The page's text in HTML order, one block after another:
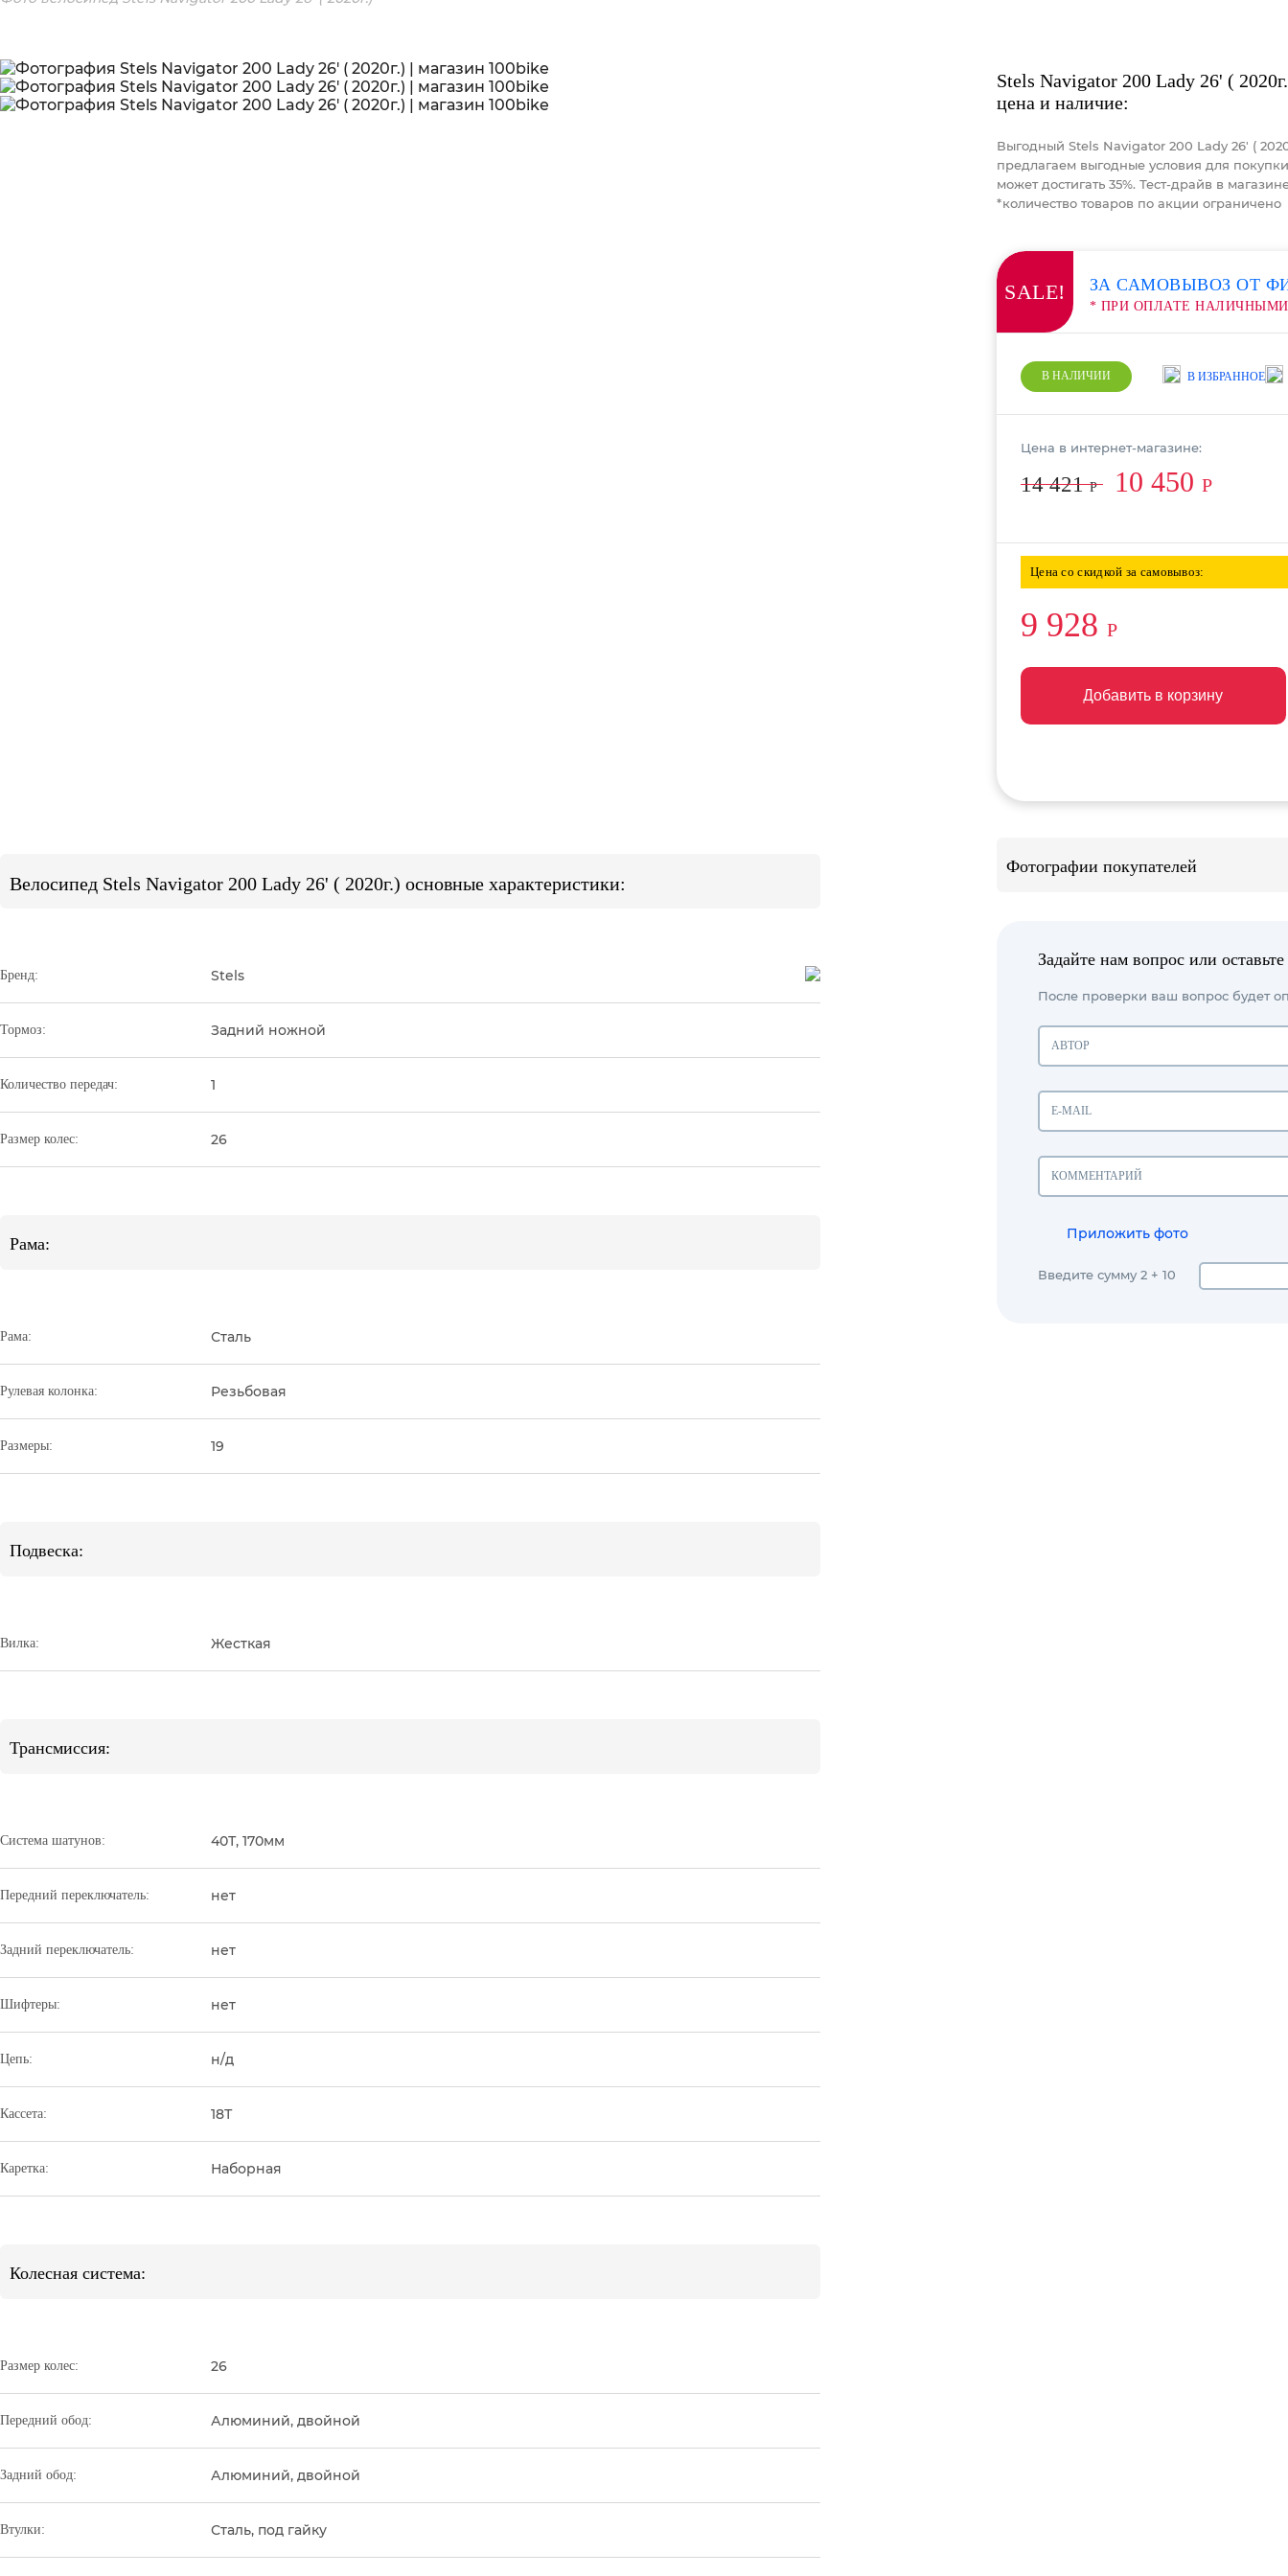
Stels Navigator 200 Lady 26' (
цена и наличие:
Выгодный Stels Navigator 200 Lady 26' (
предлагаем выгодные условия для
может достигать 35%. Тест-драйв в
*количество товаров по акции ограничено
SALE! ЗА САМОВЫВОЗ ОТ
* ПРИ ОПЛАТЕ НАЛИЧНЫМИ
В НАЛИЧИИ В ИЗБРАННОЕ
Цена в интернет-магазине:
14 421Р 10 450 Р
Цена со скидкой за самовывоз:
9 928 Р
Добавить в корзину
Добавить в корзину
Добавить в корзину
Велосипед Stels Navigator 200 Lady 26' ( 2020г.) основные характеристики:
Бренд: Stels
Тормоз: Задний ножной
Количество передач: 1
Размер колес: 26
Рама:
Рама: Сталь
Рулевая колонка: Резьбовая
Размеры: 19
Подвеска:
Вилка: Жесткая
Трансмиссия:
Система шатунов: 40Т, 170мм
Передний переключатель: нет
Задний переключатель: нет
Шифтеры: нет
Цепь: н/д
Кассета: 18Т
Каретка: Наборная
Колесная система:
Размер колес: 26
Передний обод: Алюминий, двойной
Задний обод: Алюминий, двойной
Втулки: Сталь, под гайку
Фотографии покупателей
Задайте нам вопрос или
После проверки ваш вопрос будет
Приложить фото
Введите сумму 2 + 10